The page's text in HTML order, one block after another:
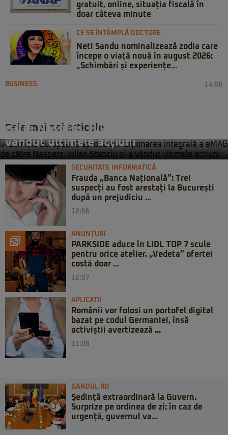
gratuit, online, situația fiscală în
doar câteva minute
CE SE ÎNTÂMPLĂ DOCTORE
Neti Sandu nominalizează zodia care
începe o viață nouă în august 2026:
„Schimbări și experiențe...
Cele mai noi articole
BUSINESS 14:06
către Naspers. Iulian Stanciu și-a
vândut ultimele acțiuni
SECURITATE INFORMATICĂ
Frauda „Banca Națională”: Trei
suspecți au fost arestați la București
după un prejudiciu ...
12:56
ANUNȚURI
PARKSIDE aduce în LIDL TOP 7 scule
pentru orice atelier. „Vedeta” ofertei
costă doar ...
12:07
APLICATII
Românii vor folosi un portofel digital
bazat pe codul Germaniei, însă
activiștii avertizează ...
11:08
GANDUL.RO
Şedinţă extraordinară la Guvern.
Surprize pe ordinea de zi: în caz de
urgență, guvernul va...